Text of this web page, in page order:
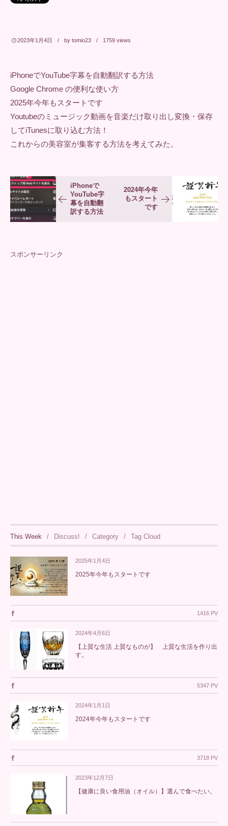
2023年1月4日 bytomio23 1759 views
iPhoneでYouTube字幕を自動翻訳する方法
Google Chrome の便利な使い方
2025年今年もスタートです
Youtubeのミュージック動画を音楽だけ取り出し変換・保存
してiTunesに取り込む方法！
これからの美容室が集客する方法を考えてみた。
iPhoneで
YouTube字
幕を自動翻
訳する方法
2024年今年
もスタート
です
スポンサーリンク
This Week Discuss! Category Tag Cloud
2025年1月4日
2025年今年もスタートです
1416 PV
2024年4月6日
【上質な生活 上質なものが】 上質な生活を作り出
す。
5347 PV
2024年1月1日
2024年今年もスタートです
3718 PV
2023年12月7日
【健康に良い食用油（オイル）】選んで食べたい。